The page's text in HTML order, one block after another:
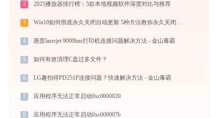
2 2025播放器排行榜：5款本地视频软件深度对比与推荐
3 Win10如何彻底永久关闭自动更新 5种方法教你永久关闭win10自动更新
4 惠普laserjet 9000hns打印机连接问题解决方法 - 金山毒霸
5 如何有效清理C盘过多文件？
6 LG趣拍得PD251P连接问题？快速解决方法 - 金山毒霸
7 应用程序无法正常启动0xc0000020
8 应用程序无法正常启动0xc000007b